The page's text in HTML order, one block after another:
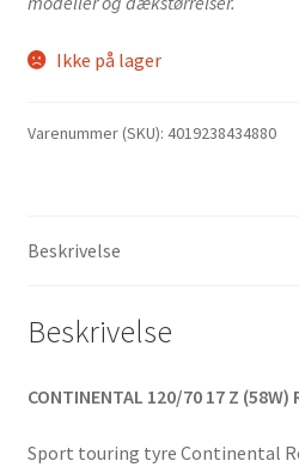
Ikke på lager
Varenummer (SKU): 4019238434880
Beskrivelse
Beskrivelse
CONTINENTAL 120/70 17 Z (58W)
Sport touring tyre Continental